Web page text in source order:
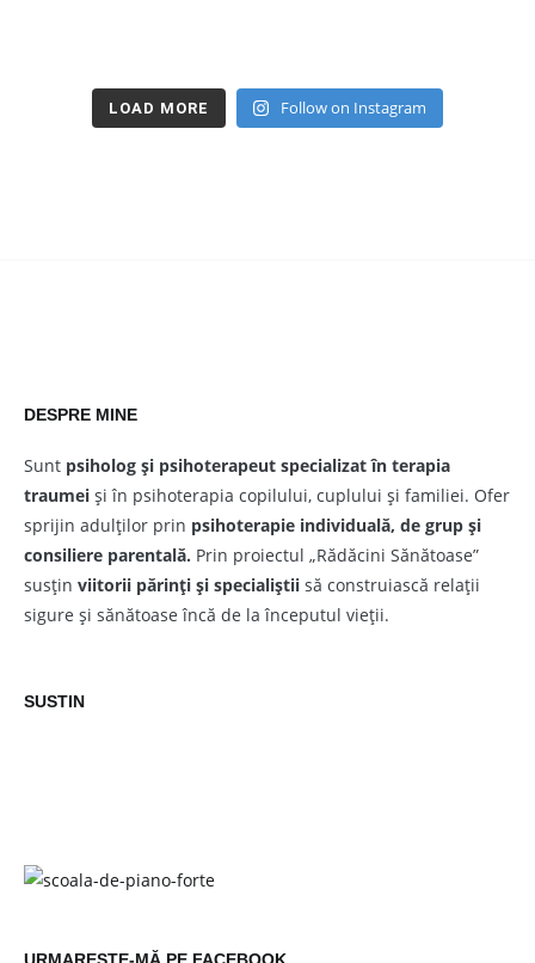
LOAD MORE Follow on Instagram
DESPRE MINE
Sunt psiholog și psihoterapeut specializat în terapia
traumei și în psihoterapia copilului, cuplului și familiei. Ofer
sprijin adulților prin psihoterapie individuală, de grup și
consiliere parentală. Prin proiectul „Rădăcini Sănătoase”
susțin viitorii părinți și specialiștii să construiască relații
sigure și sănătoase încă de la începutul vieții.
SUSTIN